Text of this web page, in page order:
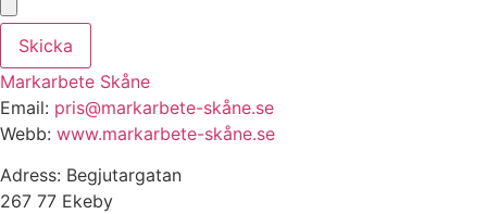
Skicka
Markarbete Skåne
Email: pris@markarbete-skåne.se
Webb: www.markarbete-skåne.se
Adress: Begjutargatan
267 77 Ekeby